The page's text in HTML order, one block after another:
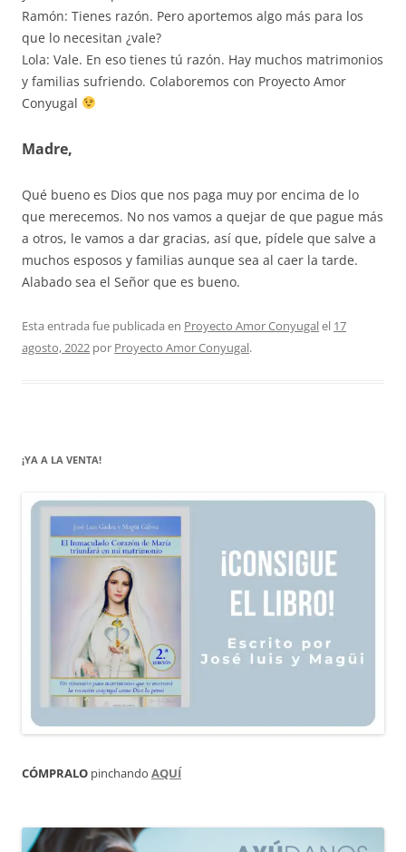
Ramón: Tienes razón. Pero aportemos algo más para los
que lo necesitan ¿vale?
Lola: Vale. En eso tienes tú razón. Hay muchos matrimonios
y familias sufriendo. Colaboremos con Proyecto Amor
Conyugal
Madre,
Qué bueno es Dios que nos paga muy por encima de lo
que merecemos. No nos vamos a quejar de que pague más
a otros, le vamos a dar gracias, así que, pídele que salve a
muchos esposos y familias aunque sea al caer la tarde.
Alabado sea el Señor que es bueno.
Esta entrada fue publicada en Proyecto Amor Conyugalel 17
agosto, 2022 por Proyecto Amor Conyugal.
¡YA A LA VENTA!
CÓMPRALO pinchando AQUÍ